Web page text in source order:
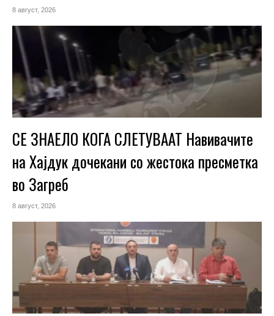
8 август, 2026
СЕ ЗНАЕЛО КОГА СЛЕТУВААТ Навивачите
на Хајдук дочекани со жестока пресметка
во Загреб
8 август, 2026